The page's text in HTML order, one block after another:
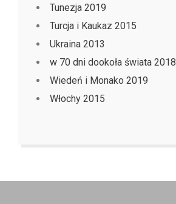
Tunezja 2019
Turcja i Kaukaz 2015
Ukraina 2013
w 70 dni dookoła świata 2018
Wiedeń i Monako 2019
Włochy 2015